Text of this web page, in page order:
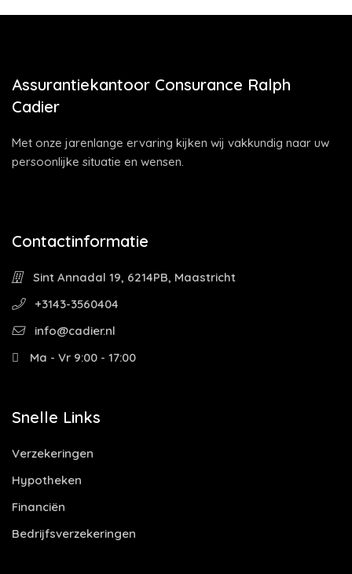
Assurantiekantoor Consurance Ralph
Cadier
Met onze jarenlange ervaring kijken wij vakkundig naar uw
persoonlijke situatie en wensen.
Contactinformatie
Sint Annadal 19, 6214PB, Maastricht
+3143-3560404
info@cadier.nl
Ma - Vr 9:00 - 17:00
Snelle Links
Verzekeringen
Hypotheken
Financiën
Bedrijfsverzekeringen